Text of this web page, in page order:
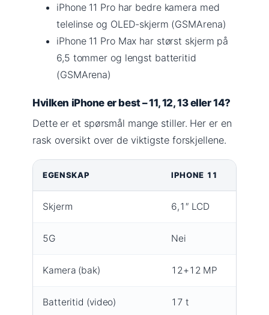
iPhone 11 Pro har bedre kamera med
telelinse og OLED-skjerm (GSMArena)
iPhone 11 Pro Max har størst skjerm på
6,5 tommer og lengst batteritid
(GSMArena)
Hvilken iPhone er best – 11, 12, 13 eller 14?
Dette er et spørsmål mange stiller. Her er en
rask oversikt over de viktigste forskjellene.
EGENSKAP IPHONE 11
Skjerm 6,1″ LCD
5G Nei
Kamera (bak) 12+12 MP
Batteritid (video) 17 t